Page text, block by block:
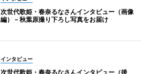
次世代歌姫・春奈るなさんインタビュー（画像
編）－秋葉原撮り下ろし写真をお届け
インタビュー
次世代歌姫・春奈るなさんインタビュー（後